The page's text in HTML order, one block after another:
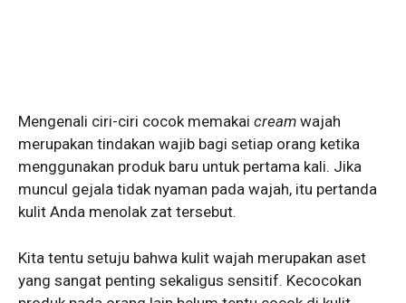
Mengenali ciri-ciri cocok memakai cream wajah
merupakan tindakan wajib bagi setiap orang ketika
menggunakan produk baru untuk pertama kali. Jika
muncul gejala tidak nyaman pada wajah, itu pertanda
kulit Anda menolak zat tersebut.
Kita tentu setuju bahwa kulit wajah merupakan aset
yang sangat penting sekaligus sensitif. Kecocokan